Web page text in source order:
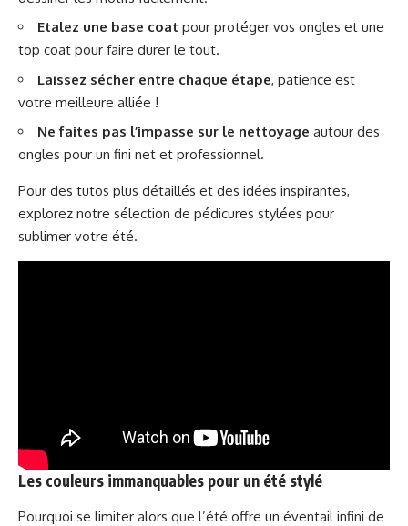
Etalez une base coat pour protéger vos ongles et une
top coat pour faire durer le tout.
Laissez sécher entre chaque étape, patience est
votre meilleure alliée !
Ne faites pas l’impasse sur le nettoyage autour des
ongles pour un fini net et professionnel.
Pour des tutos plus détaillés et des idées inspirantes,
explorez notre sélection de pédicures stylées pour
sublimer votre été.
Les couleurs immanquables pour un été stylé
Pourquoi se limiter alors que l’été offre un éventail infini de